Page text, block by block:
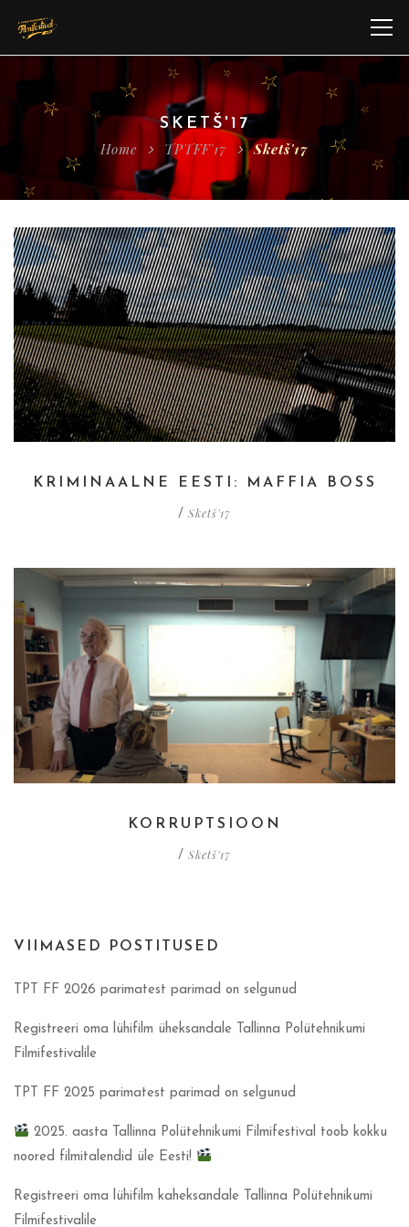
SKETŠ'17
Home TPTFF'17 Sketš'17
KRIMINAALNE EESTI: MAFFIA BOSS
/ Sketš'17
KORRUPTSIOON
/ Sketš'17
VIIMASED POSTITUSED
TPT FF 2026 parimatest parimad on selgunud
Registreeri oma lühifilm üheksandale Tallinna Polütehnikumi
Filmifestivalile
TPT FF 2025 parimatest parimad on selgunud
2025. aasta Tallinna Polütehnikumi Filmifestival toob kokku
noored filmitalendid üle Eesti!
Registreeri oma lühifilm kaheksandale Tallinna Polütehnikumi
Filmifestivalile